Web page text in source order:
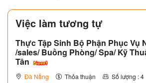
Việc làm tương tự
Thực Tập Sinh Bộ Phận Phục Vụ
/sales/ Buồng Phòng/ Spa/ Kỹ
Tân
Đà Nẵng Thỏa thuận Số lượng : 4